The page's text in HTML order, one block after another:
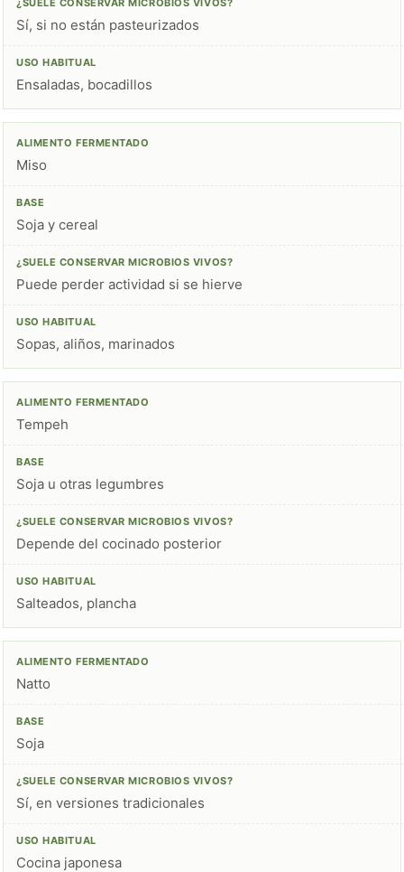
Sí, si no están pasteurizados
Ensaladas, bocadillos
Miso
Soja y cereal
Puede perder actividad si se hierve
Sopas, aliños, marinados
Tempeh
Soja u otras legumbres
Depende del cocinado posterior
Salteados, plancha
Natto
Soja
Sí, en versiones tradicionales
Cocina japonesa